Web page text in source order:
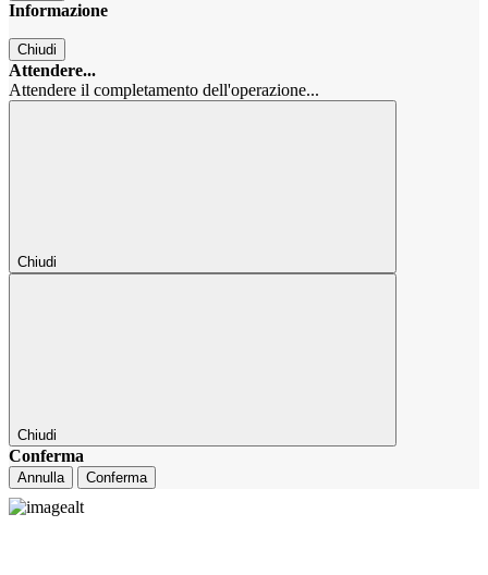
Informazione
Chiudi
Attendere...
Attendere il completamento dell'operazione...
Chiudi
Chiudi
Conferma
Annulla Conferma